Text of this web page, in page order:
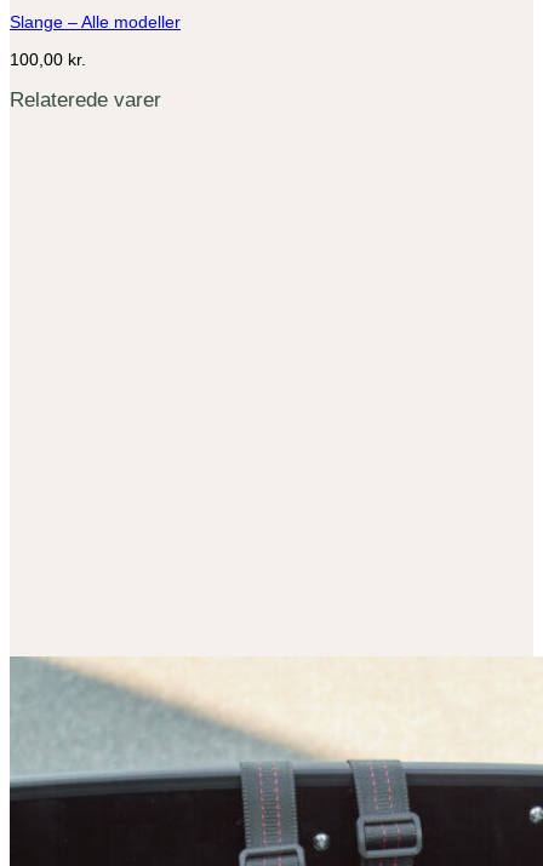
varianter.
kan
på
Slange – Alle modeller
100,00 kr.
Relaterede varer